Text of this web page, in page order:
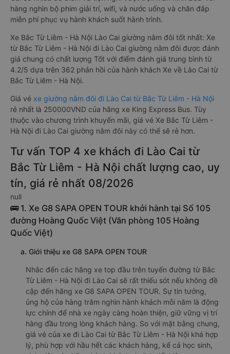
hàng nghìn bộ phim giải trí, wifi, và nước uống và chăn đắp
miễn phí phục vụ hành khách suốt hành trình.
Xe Bắc Từ Liêm - Hà Nội Lào Cai giường nằm đôi tốt nhất: Xe
từ Bắc Từ Liêm - Hà Nội đi Lào Cai giường nằm đôi được đánh
giá chung có chất lượng Tốt với điểm đánh giá trung bình từ
4.2/5 dựa trên 362 phản hồi của hành khách Xe về Lào Cai từ
Bắc Từ Liêm - Hà Nội.
Giá vé xe giường nằm đôi đi Lào Cai từ Bắc Từ Liêm - Hà Nội
rẻ nhất là 250000VND của hãng xe King Express Bus. Tùy
thuộc vào chương trình khuyến mãi, giá vé Xe Bắc Từ Liêm -
Hà Nội đi Lào Cai giường nằm đôi này có thể sẽ rẻ hơn.
Tư vấn TOP 4 xe khách đi Lào Cai từ
Bắc Từ Liêm - Hà Nội chất lượng cao, uy
tín, giá rẻ nhất 08/2026
null
🚌 1. Xe G8 SAPA OPEN TOUR khởi hành tại Số 105
đường Hoàng Quốc Việt (Văn phòng 105 Hoàng
Quốc Việt)
a. Giới thiệu xe G8 SAPA OPEN TOUR
Nhắc đến các hãng xe top đầu trên tuyến đường từ Bắc
Từ Liêm - Hà Nội đi Lào Cai sẽ rất thiếu sót nếu không đề
cập đến hãng xe G8 SAPA OPEN TOUR. Sự tin tưởng,
ủng hộ của hàng trăm nghìn hành khách mỗi năm là động
lực chính để nhà xe ngày càng hoàn thiện, giữ vững vị trí
hàng đầu trong lòng khách hàng. So với mặt bằng chung,
giá vé của xe đi Lào Cai từ Bắc Từ Liêm - Hà Nội khá hợp
lý, phù hợp với hầu hết các khách hàng, kể cả học sinh,